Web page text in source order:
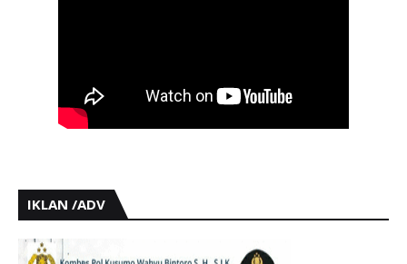
IKLAN /ADV